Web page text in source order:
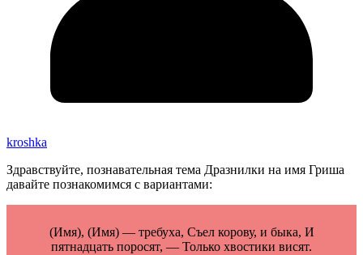
kroshka
Здравствуйте, познавательная тема Дразнилки на имя Гриша
давайте познакомимся с вариантами:
(Имя), (Имя) — требуха, Съел корову, и быка, И
пятнадцать поросят, — Только хвостики висят.